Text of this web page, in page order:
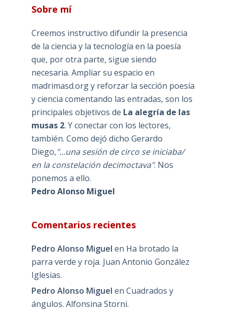
Sobre mí
Creemos instructivo difundir la presencia
de la ciencia y la tecnología en la poesía
que, por otra parte, sigue siendo
necesaria. Ampliar su espacio en
madrimasd.org y reforzar la sección poesía
y ciencia comentando las entradas, son los
principales objetivos de La alegría de las
musas 2. Y conectar con los lectores,
también. Como dejó dicho Gerardo
Diego,"...una sesión de circo se iniciaba/
en la constelación decimoctava". Nos
ponemos a ello.
Pedro Alonso Miguel
Comentarios recientes
Pedro Alonso Miguel en Ha brotado la
parra verde y roja. Juan Antonio González
Iglesias.
Pedro Alonso Miguel en Cuadrados y
ángulos. Alfonsina Storni.